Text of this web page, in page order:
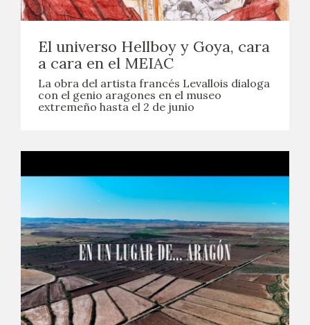
El universo Hellboy y Goya, cara
a cara en el MEIAC
La obra del artista francés Levallois dialoga
con el genio aragones en el museo
extremeño hasta el 2 de junio